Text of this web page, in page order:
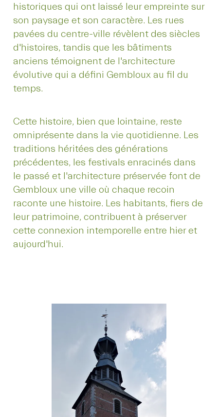
historiques qui ont laissé leur empreinte sur
son paysage et son caractère. Les rues
pavées du centre-ville révèlent des siècles
d'histoires, tandis que les bâtiments
anciens témoignent de l'architecture
évolutive qui a défini Gembloux au fil du
temps.
Cette histoire, bien que lointaine, reste
omniprésente dans la vie quotidienne. Les
traditions héritées des générations
précédentes, les festivals enracinés dans
le passé et l'architecture préservée font de
Gembloux une ville où chaque recoin
raconte une histoire. Les habitants, fiers de
leur patrimoine, contribuent à préserver
cette connexion intemporelle entre hier et
aujourd'hui.